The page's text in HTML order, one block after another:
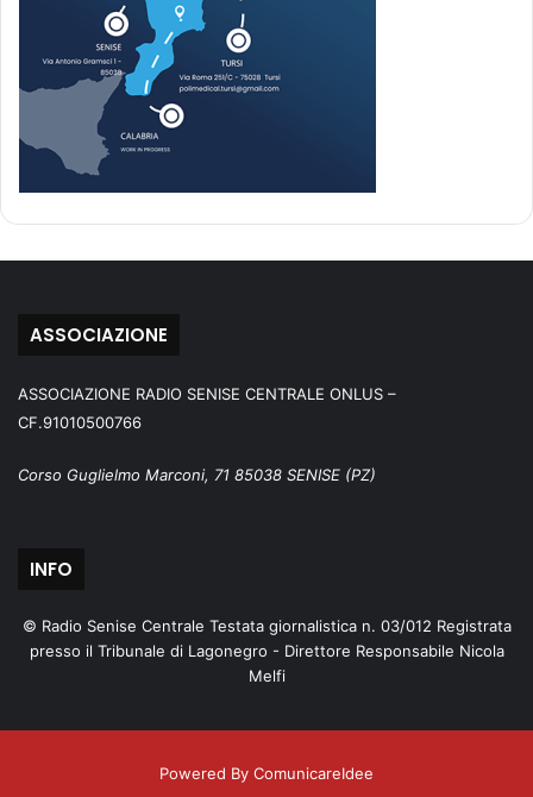
ASSOCIAZIONE
ASSOCIAZIONE RADIO SENISE CENTRALE ONLUS –
CF.91010500766
Corso Guglielmo Marconi, 71 85038 SENISE (PZ)
INFO
© Radio Senise Centrale Testata giornalistica n. 03/012 Registrata
presso il Tribunale di Lagonegro - Direttore Responsabile Nicola
Melfi
Powered By ComunicareIdee